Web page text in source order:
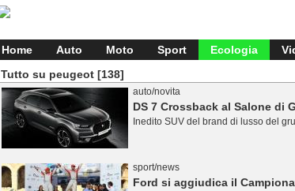
Home Auto Moto Sport Ecologia
Tutto su peugeot [138]
auto/novita
DS 7 Crossback al Salone di
Inedito SUV del brand di lusso del
sport/news
Ford si aggiudica il